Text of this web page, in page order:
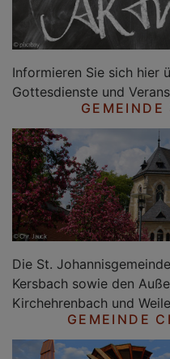
Informieren Sie sich hier
Gottesdienste und
Die St.
Kersbach sowie den
Kirchehrenbach und
GEMEINDE